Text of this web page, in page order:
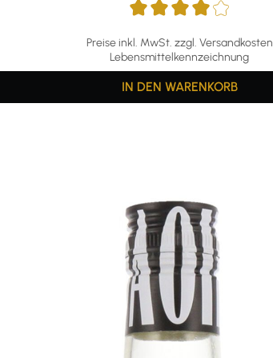
Preise inkl. MwSt. zzgl. Versandkosten
Lebensmittelkennzeichnung
IN DEN WARENKORB